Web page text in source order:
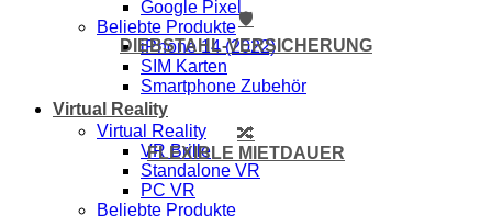
Google Pixel
Beliebte Produkte
iPhone 14 (2022)
SIM Karten
Smartphone Zubehör
Virtual Reality
Virtual Reality
VR Brille
Standalone VR
PC VR
Beliebte Produkte
🛡️
DIEBSTAHL-VERSICHERUNG
🔀
FLEXIBLE MIETDAUER